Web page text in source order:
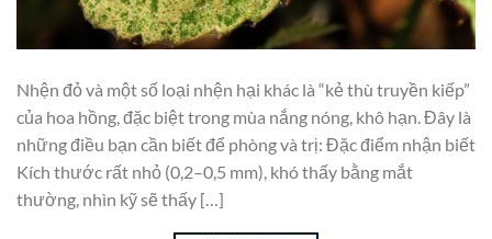
Nhện đỏ và một số loại nhện hại khác là “kẻ thù truyền kiếp”
của hoa hồng, đặc biệt trong mùa nắng nóng, khô hạn. Đây là
những điều bạn cần biết để phòng và trị: Đặc điểm nhận biết
Kích thước rất nhỏ (0,2–0,5 mm), khó thấy bằng mắt
thường, nhìn kỹ sẽ thấy […]